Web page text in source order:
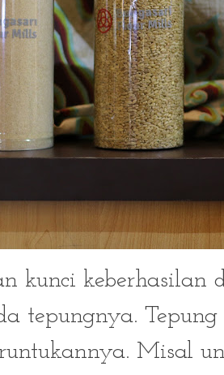
kunci keberhasilan
tepungnya.
Misal